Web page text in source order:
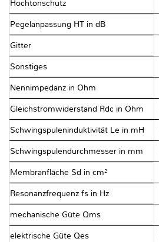
Hochtonschutz
Pegelanpassung HT in dB
Gitter
Sonstiges
Nennimpedanz in Ohm
Gleichstromwiderstand Rdc in Ohm
Schwingspuleninduktivität Le in mH
Schwingspulendurchmesser in mm
Membranfläche Sd in cm²
Resonanzfrequenz fs in Hz
mechanische Güte Qms
elektrische Güte Qes